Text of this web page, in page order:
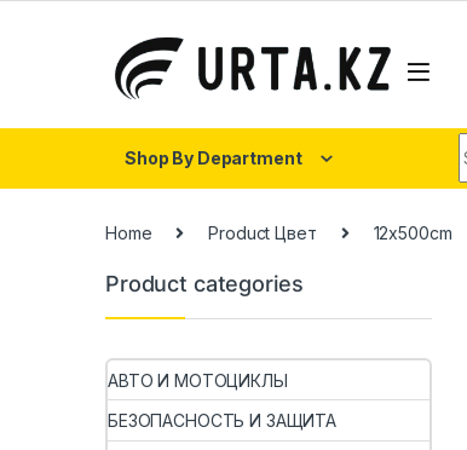
Shop By Department
Home Product Цвет 12x500cm
Product categories
АВТО И МОТОЦИКЛЫ
БЕЗОПАСНОСТЬ И ЗАЩИТА